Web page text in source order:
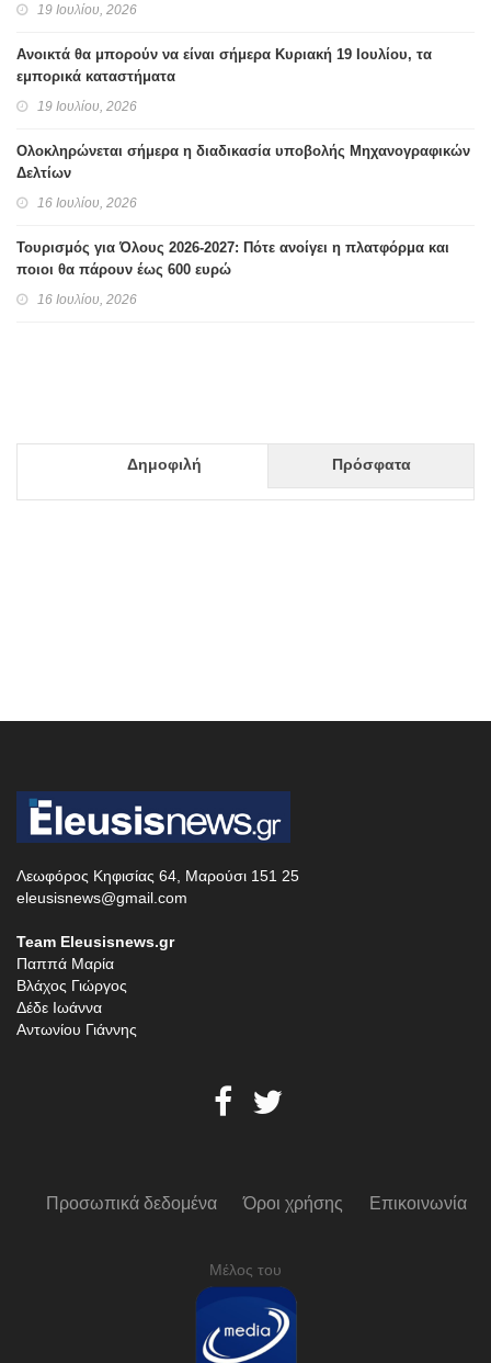
19 Ιουλίου, 2026
Ανοικτά θα μπορούν να είναι σήμερα Κυριακή 19 Ιουλίου, τα
εμπορικά καταστήματα
19 Ιουλίου, 2026
Ολοκληρώνεται σήμερα η διαδικασία υποβολής Μηχανογραφικών
Δελτίων
16 Ιουλίου, 2026
Τουρισμός για Όλους 2026-2027: Πότε ανοίγει η πλατφόρμα και
ποιοι θα πάρουν έως 600 ευρώ
16 Ιουλίου, 2026
Δημοφιλή Πρόσφατα
Λεωφόρος Κηφισίας 64, Μαρούσι 151 25
eleusisnews@gmail.com
Team Eleusisnews.gr
Παππά Μαρία
Βλάχος Γιώργος
Δέδε Ιωάννα
Αντωνίου Γιάννης
Προσωπικά δεδομένα Όροι χρήσης Επικοινωνία
Μέλος του